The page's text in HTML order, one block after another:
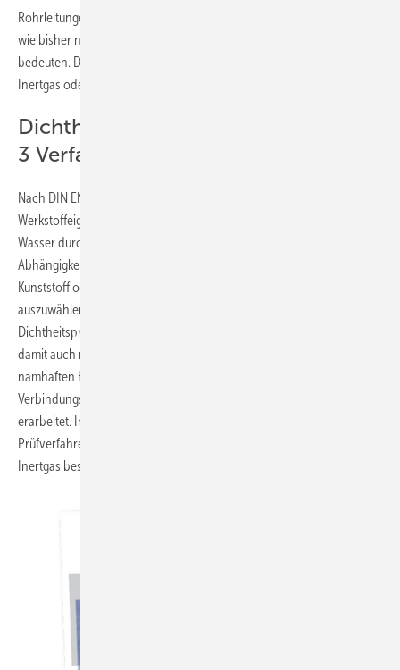
Rohrleitungen verdeckt werden und im Anschluss daran, ein Spülen
wie bisher nach DIN 1988-2 einen nicht zu rechtfertigenden Aufwand
bedeuten. Deshalb lässt DIN EN 806-4 eine Dichtheitsprüfung mit
Inertgas oder Druckluft sowie ein Spülen mit Wasser zu.
Dichtheitsprüfung: Merkblatt zu den
3 Verfahren
Nach DIN EN 806-4 sind aufgrund der unterschiedlichen
Werkstoffeigenschaften auch unterschiedliche Druckprüfungen mit
Wasser durchzuführen. Die Art der Prüfverfahren (A, B oder C) ist in
Abhängigkeit von den eingesetzten Rohrwerkstoffen (Metall,
Kunststoff oder Mischinstallation aus Metall und Kunststoff)
auszuwählen. Erfahrungsgemäß wird die Unterschiedlichkeit der drei
Dichtheitsprüfverfahren auf der Baustelle nicht wahrgenommen und
damit auch nicht umgesetzt. Aus diesem Grunde hat der ZVSHK mit
namhaften Herstellern unterschiedlicher Rohrwerkstoffe und
Verbindungstechniken das Merkblatt „Dichtheitsprüfungen“
erarbeitet. In diesem Merkblatt werden sowohl ein praxisgerechtes
Prüfverfahren mit Wasser als auch ein solches mit Druckluft bzw.
Inertgas beschrieben (